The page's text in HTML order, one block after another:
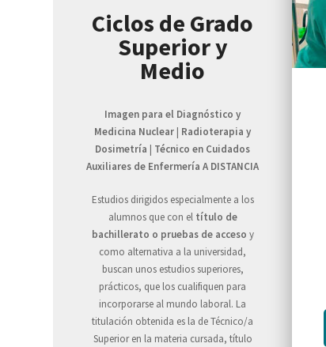
Ciclos de Grado
Superior y
Medio
Imagen para el Diagnóstico y
Medicina Nuclear | Radioterapia y
Dosimetría | Técnico en Cuidados
Auxiliares de Enfermería A DISTANCIA
Estudios dirigidos especialmente a los
alumnos que con el título de
bachillerato o pruebas de acceso y
como alternativa a la universidad,
buscan unos estudios superiores,
prácticos, que los cualifiquen para
incorporarse al mundo laboral. La
titulación obtenida es la de Técnico/a
Superior en la materia cursada, título